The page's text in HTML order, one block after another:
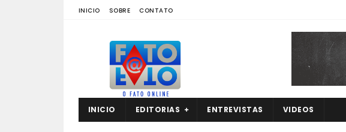
INICIO SOBRE CONTATO
INICIO EDITORIAS ENTREVISTAS VIDEOS